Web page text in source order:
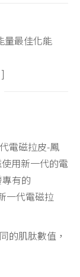
量最佳化能
電磁拉皮-鳳
用新一代的電
有的
一代電磁拉
的肌肽數值，